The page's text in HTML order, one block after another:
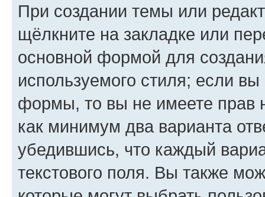
При создании темы или
щёлкните на закладке или
основной формой для
используемого стиля; если
формы, то вы не имеете прав
как минимум два варианта
убедившись, что каждый
текстового поля. Вы также